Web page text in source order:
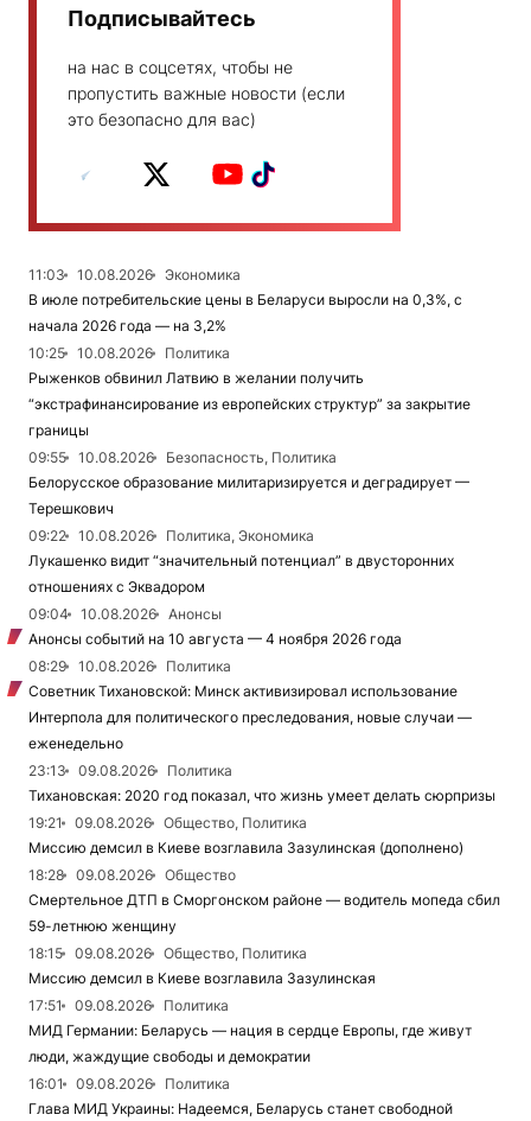
Подписывайтесь
на нас в соцсетях, чтобы не
пропустить важные новости (если
это безопасно для вас)
11:03 10.08.2026
Экономика
В июле потребительские цены в Беларуси выросли на 0,3%, с
начала 2026 года — на 3,2%
10:25
10.08.2026
Политика
Рыженков обвинил Латвию в желании получить
“экстрафинансирование из европейских структур” за закрытие
границы
09:55
10.08.2026
Безопасность, Политика
Белорусское образование милитаризируется и деградирует —
Терешкович
09:22
10.08.2026
Политика, Экономика
Лукашенко видит “значительный потенциал” в двусторонних
отношениях с Эквадором
09:04
10.08.2026
Анонсы
Анонсы событий на 10 августа — 4 ноября 2026 года
08:29
10.08.2026
Политика
Советник Тихановской: Минск активизировал использование
Интерпола для политического преследования, новые случаи —
еженедельно
23:13
09.08.2026
Политика
Тихановская: 2020 год показал, что жизнь умеет делать сюрпризы
19:21
09.08.2026
Общество, Политика
Миссию демсил в Киеве возглавила Зазулинская (дополнено)
18:28
09.08.2026
Общество
Смертельное ДТП в Сморгонском районе — водитель мопеда сбил
59-летнюю женщину
18:15
09.08.2026
Общество, Политика
Миссию демсил в Киеве возглавила Зазулинская
17:51
09.08.2026
Политика
МИД Германии: Беларусь — нация в сердце Европы, где живут
люди, жаждущие свободы и демократии
16:01
09.08.2026
Политика
Глава МИД Украины: Надеемся, Беларусь станет свободной